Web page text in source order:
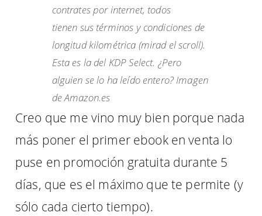
contrates por internet, todos
tienen sus términos y condiciones de
longitud kilométrica (mirad el scroll).
Esta es la del KDP Select. ¿Pero
alguien se lo ha leído entero? Imagen
de Amazon.es
Creo que me vino muy bien porque nada
más poner el primer ebook en venta lo
puse en promoción gratuita durante 5
días, que es el máximo que te permite (y
sólo cada cierto tiempo).